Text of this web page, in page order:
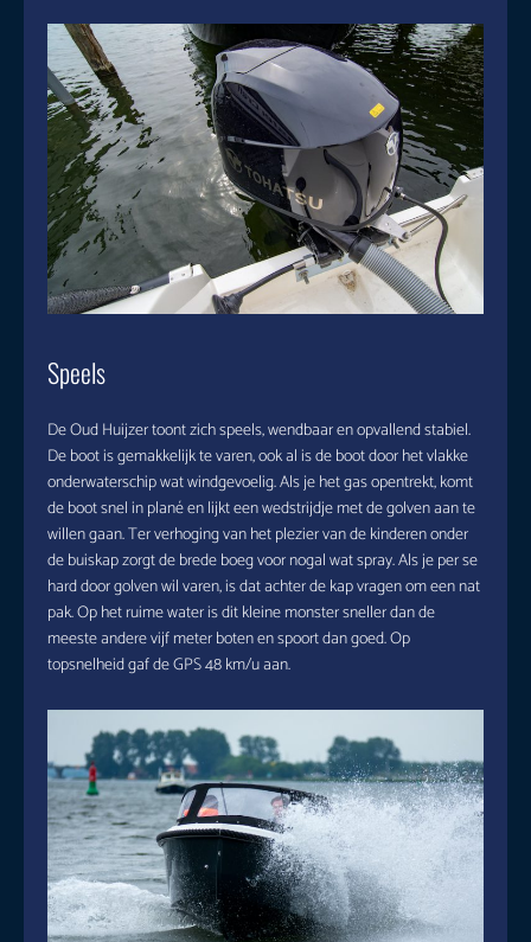
Speels
De Oud Huijzer toont zich speels, wendbaar en opvallend stabiel.
De boot is gemakkelijk te varen, ook al is de boot door het vlakke
onderwaterschip wat windgevoelig. Als je het gas opentrekt, komt
de boot snel in plané en lijkt een wedstrijdje met de golven aan te
willen gaan. Ter verhoging van het plezier van de kinderen onder
de buiskap zorgt de brede boeg voor nogal wat spray. Als je per se
hard door golven wil varen, is dat achter de kap vragen om een nat
pak. Op het ruime water is dit kleine monster sneller dan de
meeste andere vijf meter boten en spoort dan goed. Op
topsnelheid gaf de GPS 48 km/u aan.